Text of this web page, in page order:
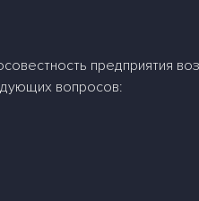
предприятия
вопросов: